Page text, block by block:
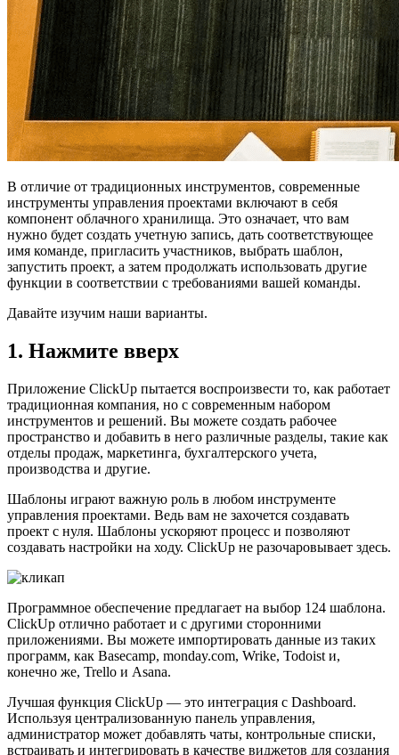
В отличие от традиционных инструментов, современные
инструменты управления проектами включают в себя
компонент облачного хранилища. Это означает, что вам
нужно будет создать учетную запись, дать соответствующее
имя команде, пригласить участников, выбрать шаблон,
запустить проект, а затем продолжать использовать другие
функции в соответствии с требованиями вашей команды.
Давайте изучим наши варианты.
1. Нажмите вверх
Приложение ClickUp пытается воспроизвести то, как работает
традиционная компания, но с современным набором
инструментов и решений. Вы можете создать рабочее
пространство и добавить в него различные разделы, такие как
отделы продаж, маркетинга, бухгалтерского учета,
производства и другие.
Шаблоны играют важную роль в любом инструменте
управления проектами. Ведь вам не захочется создавать
проект с нуля. Шаблоны ускоряют процесс и позволяют
создавать настройки на ходу. ClickUp не разочаровывает здесь.
Программное обеспечение предлагает на выбор 124 шаблона.
ClickUp отлично работает и с другими сторонними
приложениями. Вы можете импортировать данные из таких
программ, как Basecamp, monday.com, Wrike, Todoist и,
конечно же, Trello и Asana.
Лучшая функция ClickUp — это интеграция с Dashboard.
Используя централизованную панель управления,
администратор может добавлять чаты, контрольные списки,
встраивать и интегрировать в качестве виджетов для создания